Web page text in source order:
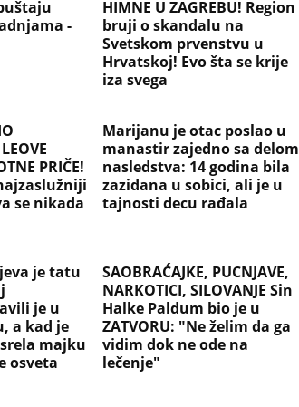
-
HIMNE U ZAGREBU! Region
bruji o skandalu na
Svetskom prvenstvu u
Hrvatskoj! Evo šta se krije
iza svega
PRIČE!
se nikada
Marijanu je otac poslao u
manastir zajedno sa delom
nasledstva: 14 godina bila
zazidana u sobici, ali je u
tajnosti decu rađala
je tatu
je u
a kad je
majku
osveta
SAOBRAĆAJKE, PUCNJAVE,
NARKOTICI, SILOVANJE Sin
Halke Paldum bio je u
ZATVORU: "Ne želim da ga
vidim dok ne ode na
lečenje"